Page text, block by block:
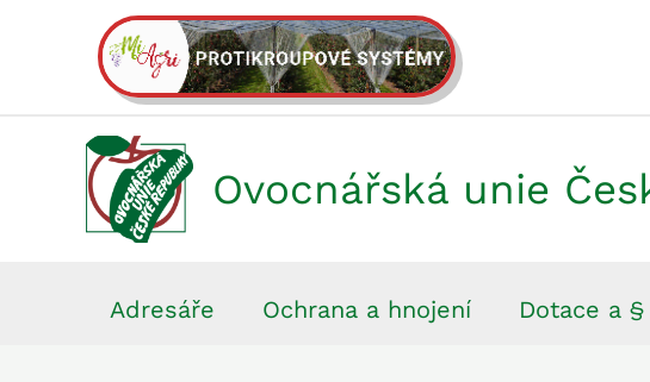
Ovocnářská unie
Adresáře Ochrana a hnojení Dotace a §